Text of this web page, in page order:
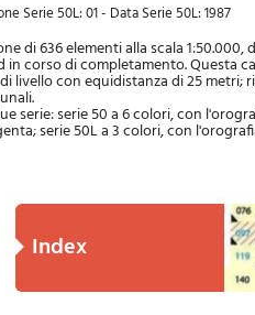
Serie 50L: 01 - Data Serie 50L: 1987
di 636 elementi alla scala
in corso di completamento. Questa
livello con equidistanza di 25
serie: serie 50 a 6 colori, con
serie 50L a 3 colori, con
index